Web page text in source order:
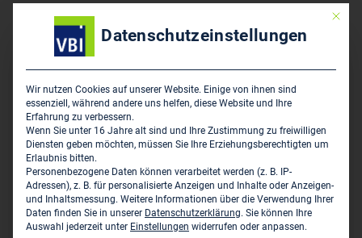
systemische Organsiationsentwicklung, M&E
Sitz des Zweigbüros
Dorsch Impact GmbH
Westerbachstr. 3
D-61476 Kronberg i. Ts.
06173 325 40 0
info@dorsch-impact.de
Mit
Datenschutzeinstellungen
Wir nutzen Cookies auf unserer Website. Einige von ihnen sind
essenziell, während andere uns helfen, diese Website und Ihre
Erfahrung zu verbessern.
Wenn Sie unter 16 Jahre alt sind und Ihre Zustimmung zu freiwilligen
Diensten geben möchten, müssen Sie Ihre Erziehungsberechtigten um
Erlaubnis bitten.
Personenbezogene Daten können verarbeitet werden (z. B. IP-
Adressen), z. B. für personalisierte Anzeigen und Inhalte oder Anzeigen-
und Inhaltsmessung. Weitere Informationen über die Verwendung Ihrer
Daten finden Sie in unserer Datenschutzerklärung. Sie können Ihre
Auswahl jederzeit unter Einstellungen widerrufen oder anpassen.